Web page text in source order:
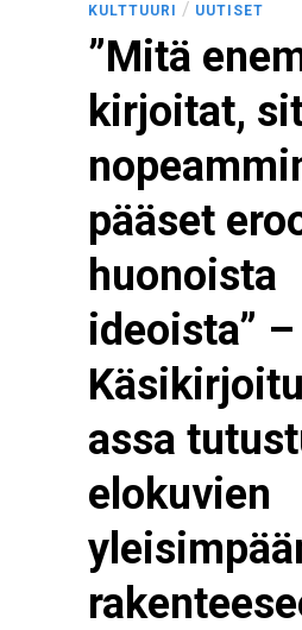
KULTTUURI / UUTISET
”Mitä
kirjoitat,
pääset
huonoista
ideoista” –
assa
elokuvien